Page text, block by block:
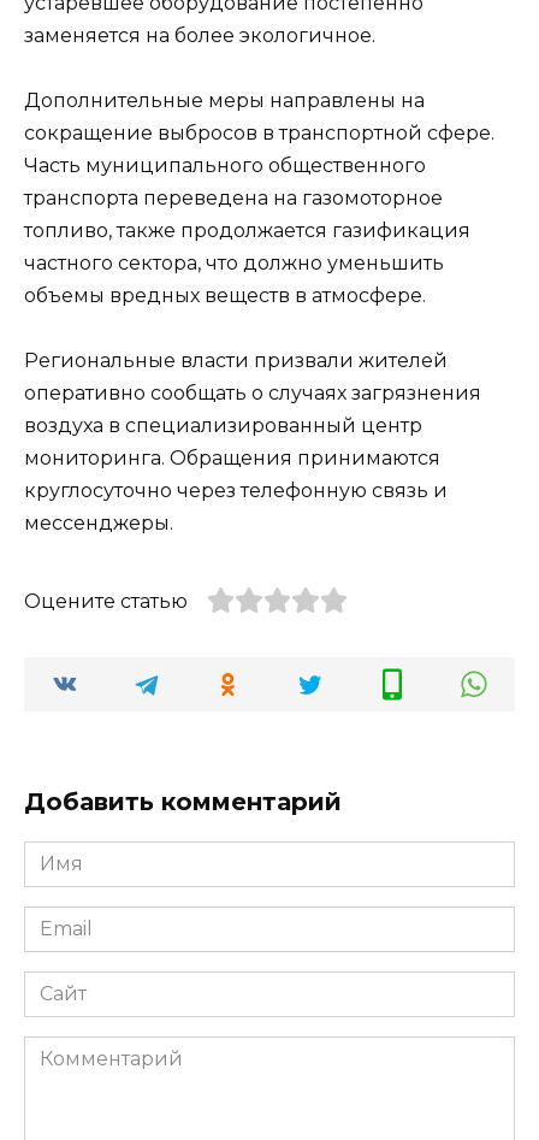
заменяется на более экологичное.
Дополнительные меры направлены на
сокращение выбросов в транспортной сфере.
Часть муниципального общественного
транспорта переведена на газомоторное
топливо, также продолжается газификация
частного сектора, что должно уменьшить
объемы вредных веществ в атмосфере.
Региональные власти призвали жителей
оперативно сообщать о случаях загрязнения
воздуха в специализированный центр
мониторинга. Обращения принимаются
круглосуточно через телефонную связь и
мессенджеры.
Оцените статью
Добавить комментарий
Имя
*
Email
*
Сайт
Комментарий